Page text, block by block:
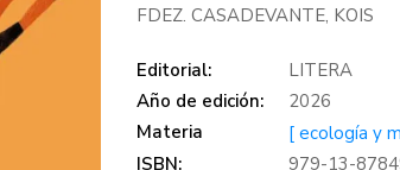
FDEZ. CASADEVANTE, KOIS
Editorial:
LITERA
Año de edición:
2026
Materia
[ ecología y
ISBN:
979-13-